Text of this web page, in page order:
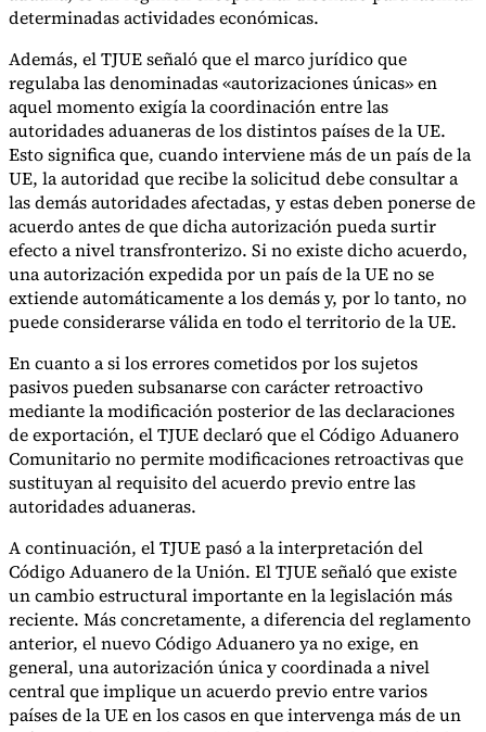
determinadas actividades económicas.
Además, el TJUE señaló que el marco jurídico que
regulaba las denominadas «autorizaciones únicas» en
aquel momento exigía la coordinación entre las
autoridades aduaneras de los distintos países de la UE.
Esto significa que, cuando interviene más de un país de la
UE, la autoridad que recibe la solicitud debe consultar a
las demás autoridades afectadas, y estas deben ponerse de
acuerdo antes de que dicha autorización pueda surtir
efecto a nivel transfronterizo. Si no existe dicho acuerdo,
una autorización expedida por un país de la UE no se
extiende automáticamente a los demás y, por lo tanto, no
puede considerarse válida en todo el territorio de la UE.
En cuanto a si los errores cometidos por los sujetos
pasivos pueden subsanarse con carácter retroactivo
mediante la modificación posterior de las declaraciones
de exportación, el TJUE declaró que el Código Aduanero
Comunitario no permite modificaciones retroactivas que
sustituyan al requisito del acuerdo previo entre las
autoridades aduaneras.
A continuación, el TJUE pasó a la interpretación del
Código Aduanero de la Unión. El TJUE señaló que existe
un cambio estructural importante en la legislación más
reciente. Más concretamente, a diferencia del reglamento
anterior, el nuevo Código Aduanero ya no exige, en
general, una autorización única y coordinada a nivel
central que implique un acuerdo previo entre varios
países de la UE en los casos en que intervenga más de un